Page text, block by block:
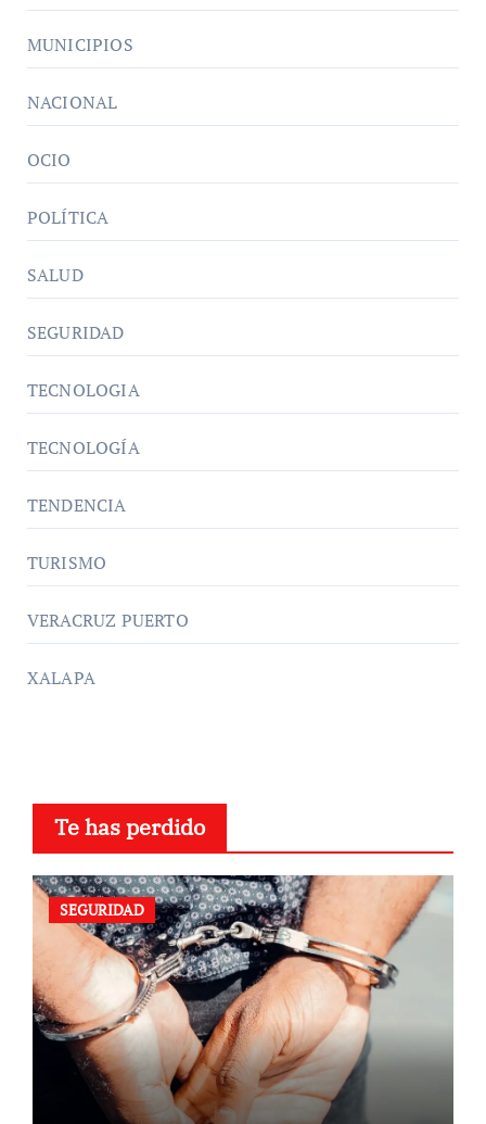
MUNICIPIOS
NACIONAL
OCIO
POLÍTICA
SALUD
SEGURIDAD
TECNOLOGIA
TECNOLOGÍA
TENDENCIA
TURISMO
VERACRUZ PUERTO
XALAPA
Te has perdido
SEGURIDAD